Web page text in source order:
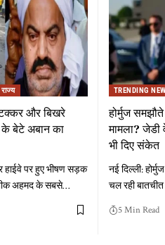
राज्य
और बिखरे
बेटे अबान का
हाईवे पर हुए भीषण सड़क
अहमद के सबसे…
TRENDING
होर्मुज
मामला?
भी दिए संकेत
नई दिल्ली:
चल रही
5 Min Read